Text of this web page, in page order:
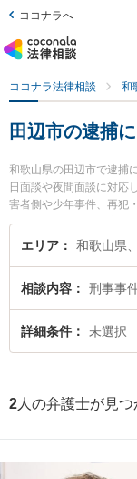
ココナラへ
ココナラ法律相談 和
田辺市の逮捕
和歌山県の田辺市で逮捕
日面談や夜間面談に対応
害者側や少年事件、再犯
利です。特に佐藤生空法
政和弁護士のプロフィー
弁護士を検索したい』『
田辺市内の弁護士に相談
す。
エリア 和歌山県
相談内容 刑事事
詳細条件 未選択
2 人の弁護士が見